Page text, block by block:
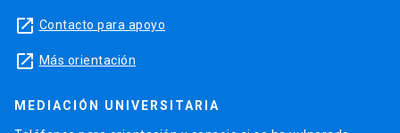
launch Contacto para apoyo
launch Más orientación
MEDIACIÓN UNIVERSITARIA